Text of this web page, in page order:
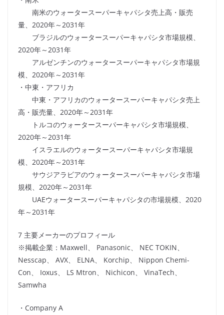
南米のウォータースーパーキャパシタ売上高・販売
量、2020年～2031年
ブラジルのウォータースーパーキャパシタ市場規模、
2020年～2031年
アルゼンチンのウォータースーパーキャパシタ市場規
模、2020年～2031年
・中東・アフリカ
中東・アフリカのウォータースーパーキャパシタ売上
高・販売量、2020年～2031年
トルコのウォータースーパーキャパシタ市場規模、
2020年～2031年
イスラエルのウォータースーパーキャパシタ市場規
模、2020年～2031年
サウジアラビアのウォータースーパーキャパシタ市場
規模、2020年～2031年
UAEウォータースーパーキャパシタの市場規模、2020
年～2031年
7 主要メーカーのプロフィール
※掲載企業：Maxwell、 Panasonic、 NEC TOKIN、
Nesscap、 AVX、 ELNA、 Korchip、 Nippon Chemi-
Con、 Ioxus、 LS Mtron、 Nichicon、 VinaTech、
Samwha
・Company A